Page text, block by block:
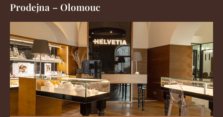
Prodejna – Olomouc